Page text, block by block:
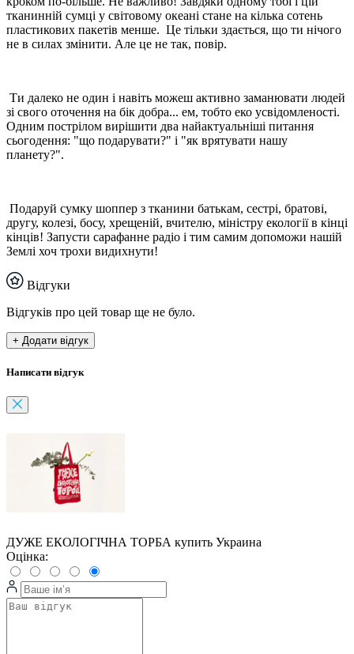
тканинній сумці у світовому океані стане на кілька сотень
пластикових пакетів менше. Це тільки здається, що ти нічого
не в силах змінити. Але це не так, повір.
Ти далеко не один і навіть можеш активно заманювати людей
зі свого оточення на бік добра... ем, тобто еко усвідомленості.
Одним пострілом вирішити два найактуальніші питання
сьогодення: "що подарувати?" і "як врятувати нашу
планету?".
Подаруй сумку шоппер з тканини батькам, сестрі, братові,
другу, колезі, босу, хрещеній, вчителю, міністру екології в кінці
кінців! Запусти сарафанне радіо і тим самим допоможи нашій
Землі хоч трохи видихнути!
Відгуки
Відгуків про цей товар ще не було.
+ Додати відгук
Написати відгук
ДУЖЕ ЕКОЛОГІЧНА ТОРБА купить Украина
Оцінка: